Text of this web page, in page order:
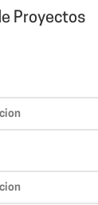
Proyectos